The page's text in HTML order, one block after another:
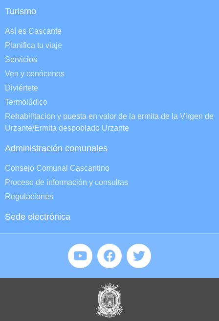
Turismo
Así es Cascante
Planifica tu viaje
Servicios
Ven y conócenos
Diviértete
Termolúdico
Rehabilitacion y puesta en valor de la ermita de la Virgen de
Urzante/Ermita despoblado Urzante
Administración comunales
Consejo Comunal Cascantino
Proceso de información y consultas
Regulaciones
Sede electrónica